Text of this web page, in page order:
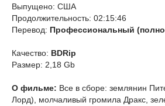
Выпущено: США
Продолжительность: 02:15:46
Перевод: Профессиональный
Качество: BDRip
Размер: 2,18 Gb
О фильме: Все в сборе: землянин
Лорд), молчаливый громила Дракс,